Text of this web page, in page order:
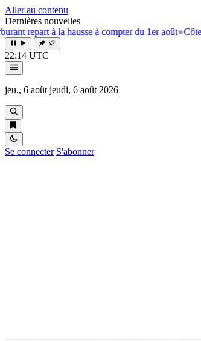
Aller au contenu
Dernières nouvelles
à la hausse à compter du 1er août●Côte d'Ivoire :
22:14 UTC
jeu., 6 août jeudi, 6 août 2026
Se connecter S'abonner